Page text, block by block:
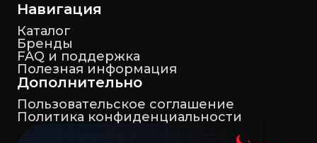
Навигация
Каталог
Бренды
FAQ и поддержка
Полезная информация
Дополнительно
Пользовательское соглашение
Политика конфиденциальности